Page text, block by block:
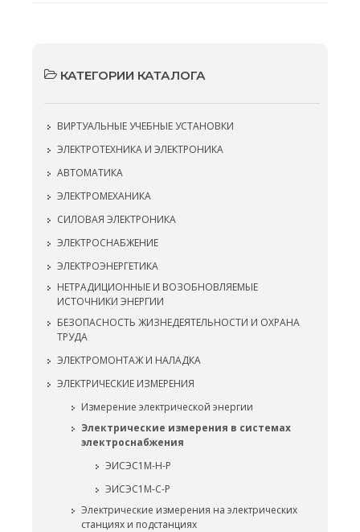
КАТЕГОРИИ КАТАЛОГА
ВИРТУАЛЬНЫЕ УЧЕБНЫЕ УСТАНОВКИ
ЭЛЕКТРОТЕХНИКА И ЭЛЕКТРОНИКА
АВТОМАТИКА
ЭЛЕКТРОМЕХАНИКА
СИЛОВАЯ ЭЛЕКТРОНИКА
ЭЛЕКТРОСНАБЖЕНИЕ
ЭЛЕКТРОЭНЕРГЕТИКА
НЕТРАДИЦИОННЫЕ И ВОЗОБНОВЛЯЕМЫЕ
ИСТОЧНИКИ ЭНЕРГИИ
БЕЗОПАСНОСТЬ ЖИЗНЕДЕЯТЕЛЬНОСТИ И ОХРАНА
ТРУДА
ЭЛЕКТРОМОНТАЖ И НАЛАДКА
ЭЛЕКТРИЧЕСКИЕ ИЗМЕРЕНИЯ
Измерение электрической энергии
Электрические измерения в системах
электроснабжения
ЭИСЭС1М-Н-Р
ЭИСЭС1М-С-Р
Электрические измерения на электрических
станциях и подстанциях